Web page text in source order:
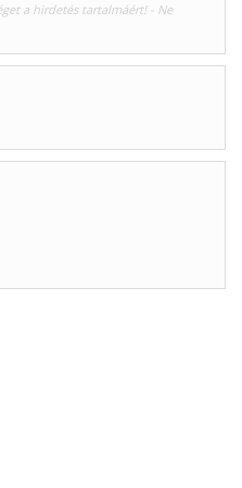
a hirdetés tartalmáért! - Ne